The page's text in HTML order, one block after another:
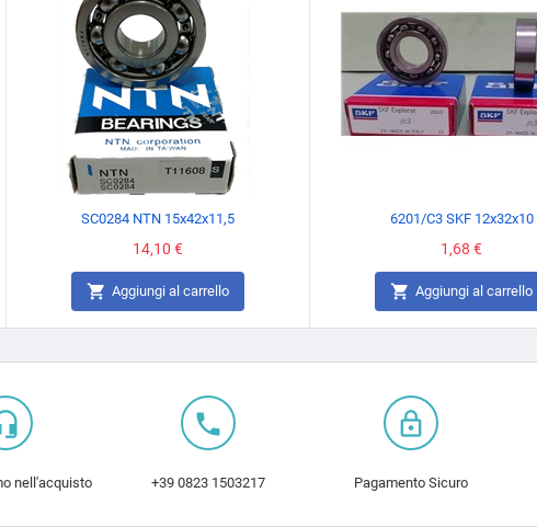
SC0284 NTN 15x42x11,5
Prezzo
14,10 €
 Aggiungi al carrello
6201/C3 SKF 12x32x10
Prezzo
1,68 €
 Aggiungi al carrello
nell'acquisto
local_phone
+39 0823 1503217
lock_outline
Pagamento Sicuro